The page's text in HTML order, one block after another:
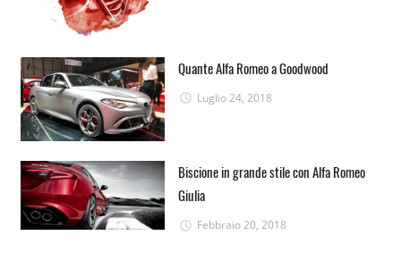
Quante Alfa Romeo a Goodwood
Luglio 24, 2018
Biscione in grande stile con Alfa Romeo
Giulia
Febbraio 20, 2018